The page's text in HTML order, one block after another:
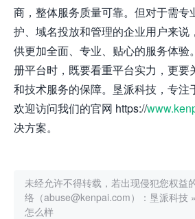
商，整体服务质量可靠。但对于需专
护、域名投放和管理的企业用户来说
供更加全面、专业、贴心的服务体验
册平台时，既要看重平台实力，更要
和技术服务的保障。垦派科技，专注
欢迎访问我们的官网 https://
决方案。
未经允许不得转载，若出现侵犯您权益
络（abuse@kenpai.com）： 垦派科技 »
怎么样